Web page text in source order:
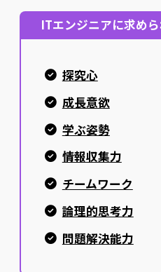
ITエンジニアに求め
探究心
成長意欲
学ぶ姿勢
情報収集力
チームワーク
論理的思考力
問題解決能力